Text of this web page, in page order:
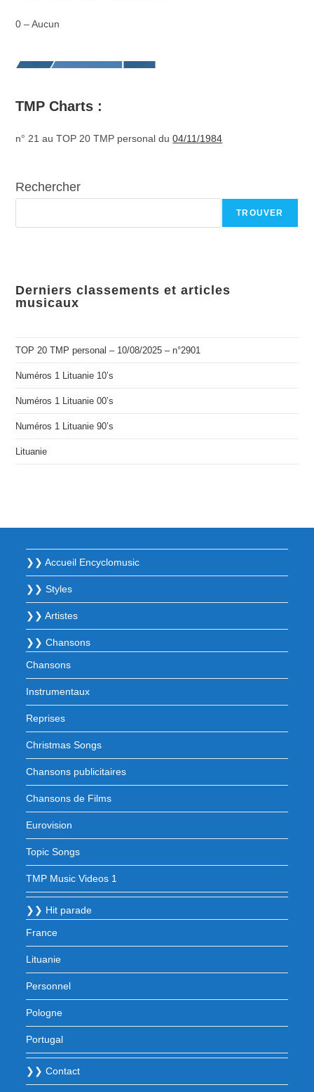
0 – Aucun
TMP Charts :
n° 21 au TOP 20 TMP personal du04/11/1984
Rechercher
TROUVER
Derniers classements et articles
musicaux
TOP 20 TMP personal – 10/08/2025 – n°2901
Numéros 1 Lituanie 10’s
Numéros 1 Lituanie 00’s
Numéros 1 Lituanie 90’s
Lituanie
❯❯ Accueil Encyclomusic
❯❯ Styles
❯❯ Artistes
❯❯ Chansons
Chansons
Instrumentaux
Reprises
Christmas Songs
Chansons publicitaires
Chansons de Films
Eurovision
Topic Songs
TMP Music Videos 1
❯❯ Hit parade
France
Lituanie
Personnel
Pologne
Portugal
❯❯ Contact